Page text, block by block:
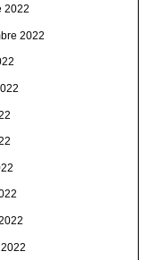
2022
2022